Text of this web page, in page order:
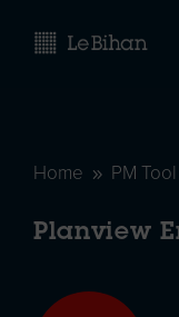
Home 9 PM Tool
Planview